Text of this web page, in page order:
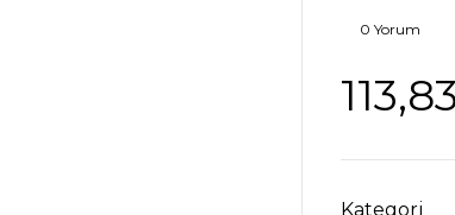
0 Yorum
Kategori